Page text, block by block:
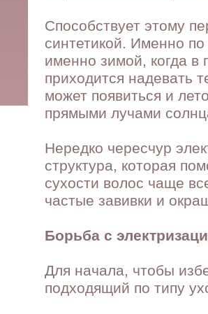
Способствует этому
синтетикой. Именно
именно зимой, когда в
приходится надевать
может появиться и
прямыми лучами
Нередко чересчур
структура, которая
сухости волос чаще
частые завивки и
Борьба с
Для начала, чтобы
подходящий по типу